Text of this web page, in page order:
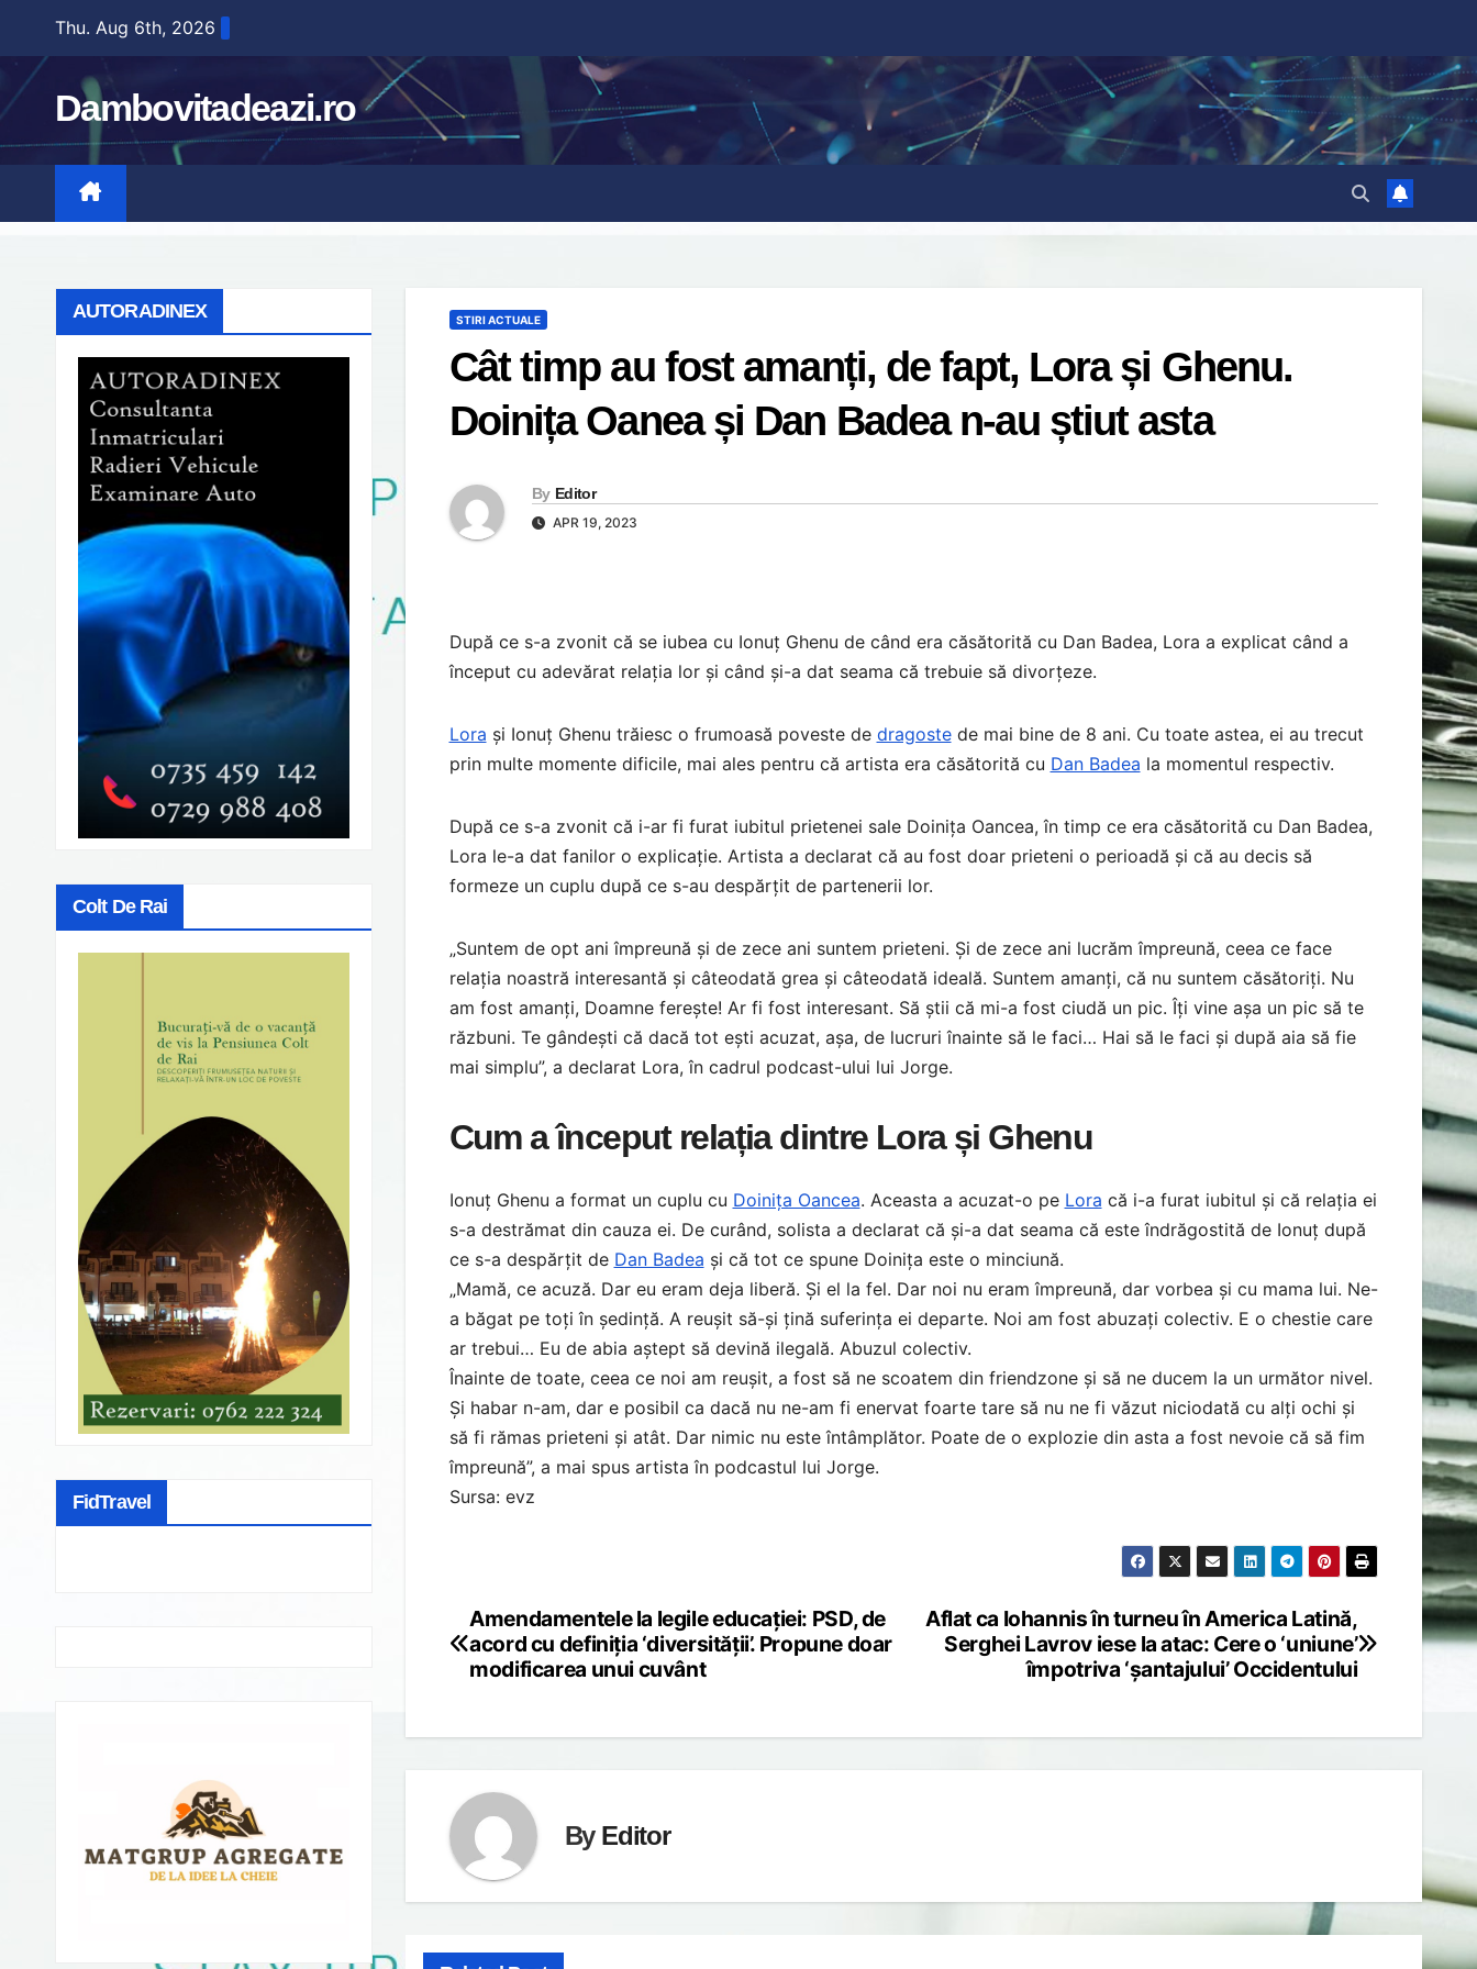
content
Thu. Aug 6th, 2026
Dambovitadeazi.ro
AUTORADINEX
Colt De Rai
FidTravel
STIRI ACTUALE
Cât timp au fost amanți, de fapt, Lora și Ghenu.
Doinița Oanea și Dan Badea n-au știut asta
By Editor
APR 19, 2023
După ce s-a zvonit că se iubea cu Ionuț Ghenu de când era căsătorită cu Dan Badea, Lora a explicat când a
început cu adevărat relația lor și când și-a dat seama că trebuie să divorțeze.
Lora și Ionuț Ghenu trăiesc o frumoasă poveste de dragostede mai bine de 8 ani. Cu toate astea, ei au trecut
prin multe momente dificile, mai ales pentru că artista era căsătorită cu Dan Badea la momentul respectiv.
După ce s-a zvonit că i-ar fi furat iubitul prietenei sale Doinița Oancea, în timp ce era căsătorită cu Dan Badea,
Lora le-a dat fanilor o explicație. Artista a declarat că au fost doar prieteni o perioadă și că au decis să
formeze un cuplu după ce s-au despărțit de partenerii lor.
„Suntem de opt ani împreună și de zece ani suntem prieteni. Și de zece ani lucrăm împreună, ceea ce face
relația noastră interesantă și câteodată grea și câteodată ideală. Suntem amanți, că nu suntem căsătoriți. Nu
am fost amanți, Doamne ferește! Ar fi fost interesant. Să știi că mi-a fost ciudă un pic. Îți vine așa un pic să te
răzbuni. Te gândești că dacă tot ești acuzat, așa, de lucruri înainte să le faci… Hai să le faci și după aia să fie
mai simplu”, a declarat Lora, în cadrul podcast-ului lui Jorge.
Cum a început relația dintre Lora și Ghenu
Ionuț Ghenu a format un cuplu cu Doinița Oancea. Aceasta a acuzat-o pe Lora că i-a furat iubitul și că relația ei
s-a destrămat din cauza ei. De curând, solista a declarat că și-a dat seama că este îndrăgostită de Ionuț după
ce s-a despărțit de Dan Badea și că tot ce spune Doinița este o minciună.
„Mamă, ce acuză. Dar eu eram deja liberă. Și el la fel. Dar noi nu eram împreună, dar vorbea și cu mama lui. Ne-
a băgat pe toți în ședință. A reușit să-și țină suferința ei departe. Noi am fost abuzați colectiv. E o chestie care
ar trebui… Eu de abia aștept să devină ilegală. Abuzul colectiv.
Înainte de toate, ceea ce noi am reușit, a fost să ne scoatem din friendzone și să ne ducem la un următor nivel.
Și habar n-am, dar e posibil ca dacă nu ne-am fi enervat foarte tare să nu ne fi văzut niciodată cu alți ochi și
să fi rămas prieteni și atât. Dar nimic nu este întâmplător. Poate de o explozie din asta a fost nevoie că să fim
împreună”, a mai spus artista în podcastul lui Jorge.
Sursa: evz
Post
navigation
Aflat ca Iohannis în turneu în America Latină,
Serghei Lavrov iese la atac: Cere o ‘uniune’
împotriva ‘șantajului’ Occidentului
Amendamentele la legile educației: PSD, de
acord cu definiția ‘diversității’. Propune doar
modificarea unui cuvânt
By Editor